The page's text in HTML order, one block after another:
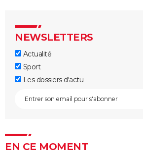
NEWSLETTERS
Actualité
Sport
Les dossiers d'actu
EN CE MOMENT